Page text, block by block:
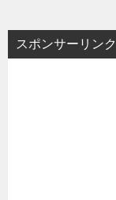
スポンサーリンク